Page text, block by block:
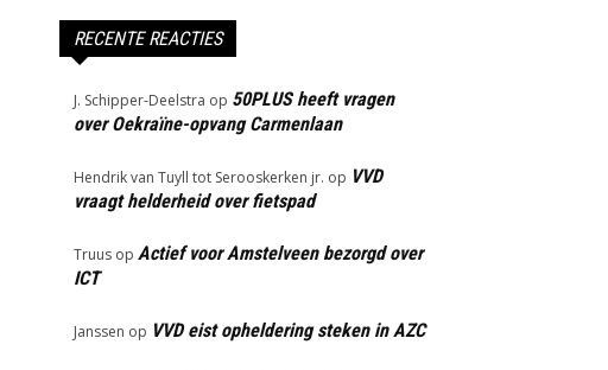
RECENTE REACTIES
J. Schipper-Deelstra op 50PLUS heeft vragen
over Oekraïne-opvang Carmenlaan
Hendrik van Tuyll tot Serooskerken jr. op VVD
vraagt helderheid over fietspad
Truus op Actief voor Amstelveen bezorgd over
ICT
Janssen op VVD eist opheldering steken in AZC